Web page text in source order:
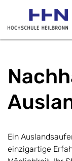
Ein
einzigartige